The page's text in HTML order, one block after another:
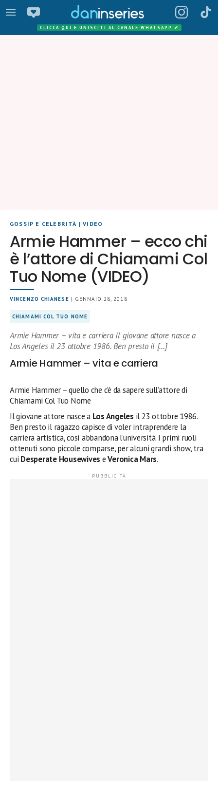
CLICCA QUI E UNISCITI AL CANALE WHATSAPP ✔
GOSSIP E CELEBRITÀ |VIDEO
Armie Hammer – ecco chi
è l’attore di Chiamami Col
Tuo Nome (VIDEO)
VINCENZO CHIANESE | GENNAIO 28, 2018
CHIAMAMI COL TUO NOME
Armie Hammer – vita e carriera Il giovane attore nasce a
Los Angeles il 23 ottobre 1986. Ben presto il […]
Armie Hammer – vita e carriera
Armie Hammer – quello che c’è da sapere sull’attore di
Chiamami Col Tuo Nome
Il giovane attore nasce a Los Angeles il 23 ottobre 1986.
Ben presto il ragazzo capisce di voler intraprendere la
carriera artistica, così abbandona l’università. I primi ruoli
ottenuti sono piccole comparse, per alcuni grandi show, tra
cui Desperate Housewives eVeronica Mars.